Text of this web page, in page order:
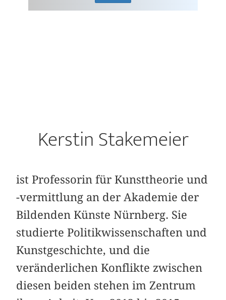
Kerstin Stakemeier
ist Professorin für Kunsttheorie und
-vermittlung an der Akademie der
Bildenden Künste Nürnberg. Sie
studierte Politikwissenschaften und
Kunstgeschichte, und die
veränderlichen Konflikte zwischen
diesen beiden stehen im Zentrum